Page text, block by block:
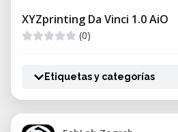
XYZprinting Da Vinci 1.0 AiO
(0)
Etiquetas y categorías